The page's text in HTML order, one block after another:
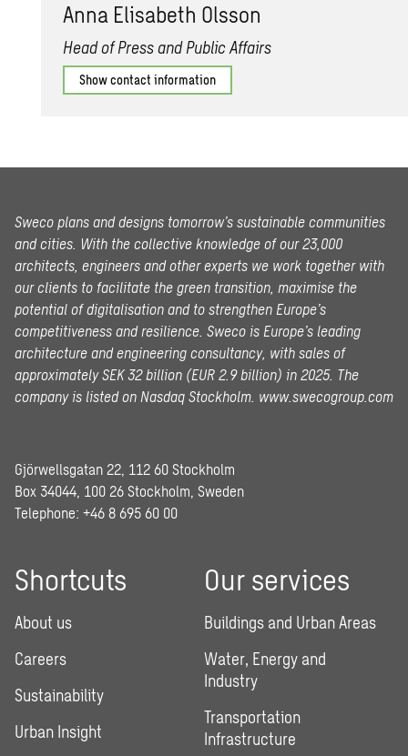
Anna Elis­a­beth Ols­son
Head of Press and Public Affairs
Show contact information
Sweco plans and designs tomorrow’s sustainable communities
and cities. With the collective knowledge of our 23,000
architects, engineers and other experts we work together with
our clients to facilitate the green transition, maximise the
potential of digitalisation and to strengthen Europe’s
competitiveness and resilience. Sweco is Europe’s leading
architecture and engineering consultancy, with sales of
approximately SEK 32 billion (EUR 2.9 billion) in 2025. The
company is listed on Nasdaq Stockholm. www.swecogroup.com
Gjörwellsgatan 22, 112 60 Stockholm
Box 34044, 100 26 Stockholm, Sweden
Telephone: +46 8 695 60 00
Shortcuts
About us
Careers
Sustainability
Urban Insight
Our services
Buildings and Urban Areas
Water, Energy and
Industry
Transportation
Infrastructure